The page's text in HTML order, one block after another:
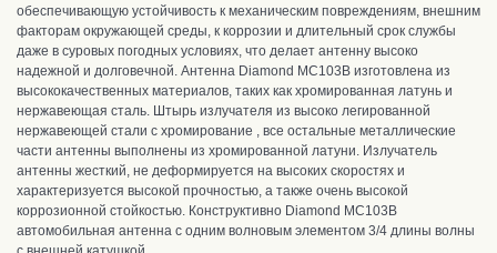
обеспечивающую устойчивость к механическим повреждениям, внешним
факторам окружающей среды, к коррозии и длительный срок службы
даже в суровых погодных условиях, что делает антенну высоко
надежной и долговечной. Антенна Diamond MC103B изготовлена из
высококачественных материалов, таких как хромированная латунь и
нержавеющая сталь. Штырь излучателя из высоко легированной
нержавеющей стали с хромирование , все остальные металлические
части антенны выполнены из хромированной латуни. Излучатель
антенны жесткий, не деформируется на высоких скоростях и
характеризуется высокой прочностью, а также очень высокой
коррозионной стойкостью. Конструктивно Diamond MC103B
автомобильная антенна с одним волновым элементом 3/4 длины волны